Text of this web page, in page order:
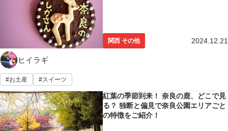
関西 その他 2024.12.21
ヒイラギ
お土産 スイーツ
紅葉の季節到来！ 奈良の鹿、どこで見
る？ 独断と偏見で奈良公園エリアごと
の特徴をご紹介！